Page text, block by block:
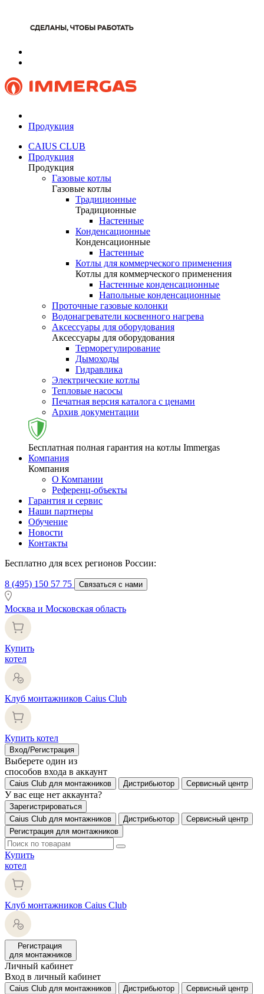
Продукция
CAIUS CLUB
Продукция
Продукция
Газовые котлы
Газовые котлы
Традиционные
Традиционные
Настенные
Конденсационные
Конденсационные
Настенные
Котлы для коммерческого применения
Котлы для коммерческого применения
Настенные конденсационные
Напольные конденсационные
Проточные газовые колонки
Водонагреватели косвенного нагрева
Аксессуары для оборудования
Аксессуары для оборудования
Терморегулирование
Дымоходы
Гидравлика
Электрические котлы
Тепловые насосы
Печатная версия каталога с ценами
Архив документации
Бесплатная полная гарантия на котлы Immergas
Компания
Компания
О Компании
Референц-объекты
Гарантия и сервис
Наши партнеры
Обучение
Новости
Контакты
Бесплатно для всех регионов России:
8 (495) 150 57 75 Связаться с нами
Москва и Московская область
Купить
котел
Клуб монтажников Caius Club
Купить котел
Вход/Регистрация
Выберете один из
способов входа в аккаунт
Caius Club для монтажников Дистрибьютор Сервисный центр
У вас еще нет аккаунта?
Зарегистрироваться
Caius Club для монтажников
Дистрибьютор
Сервисный центр
Регистрация для монтажников
Купить
котел
Клуб монтажников Caius Club
Регистрация
для монтажников
Личный кабинет
Вход в личный кабинет
Caius Club для монтажников Дистрибьютор Сервисный центр